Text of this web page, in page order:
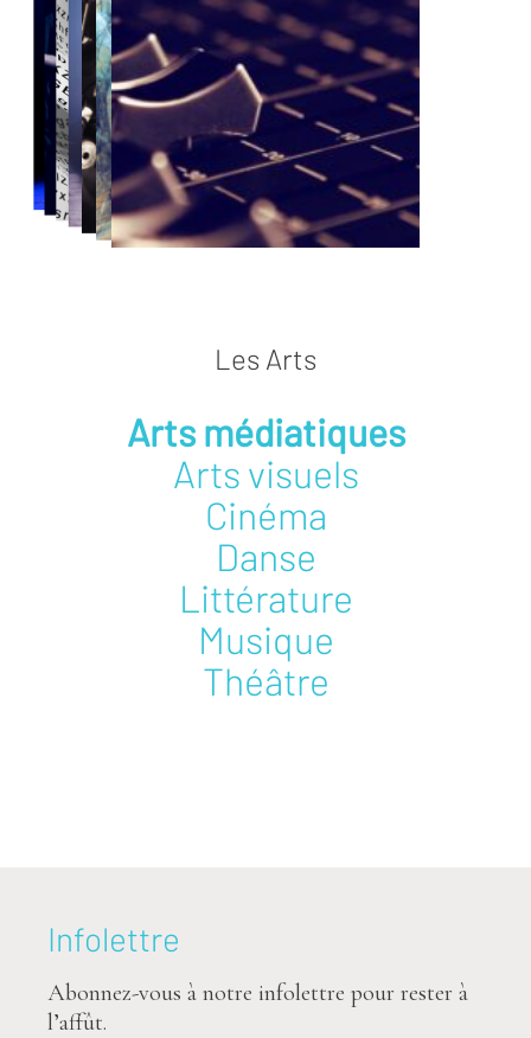
Les Arts
Arts médiatiques
Arts visuels
Cinéma
Danse
Littérature
Musique
Théâtre
Infolettre
Abonnez-vous à notre infolettre pour rester à
l’affût.